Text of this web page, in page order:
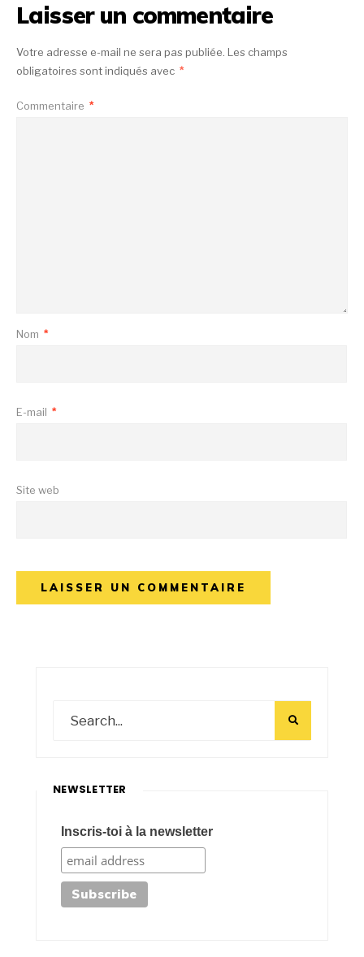
Laisser un commentaire
Votre adresse e-mail ne sera pas publiée. Les champs
obligatoires sont indiqués avec *
Commentaire *
Nom *
E-mail *
Site web
NEWSLETTER
Inscris-toi à la newsletter